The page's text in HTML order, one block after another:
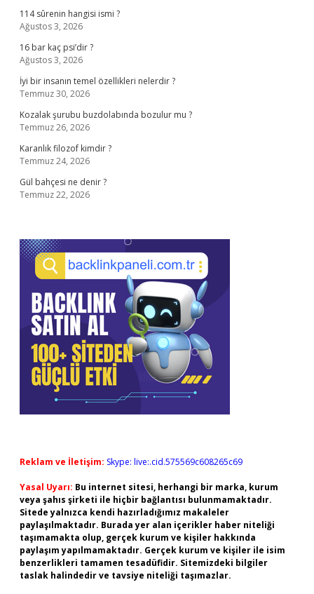
114 sûrenin hangisi ismi ?
Ağustos 3, 2026
16 bar kaç psi’dir ?
Ağustos 3, 2026
İyi bir insanın temel özellikleri nelerdir ?
Temmuz 30, 2026
Kozalak şurubu buzdolabında bozulur mu ?
Temmuz 26, 2026
Karanlık filozof kimdir ?
Temmuz 24, 2026
Gül bahçesi ne denir ?
Temmuz 22, 2026
Reklam ve İletişim: Skype: live:.cid.575569c608265c69
Yasal Uyarı: Bu internet sitesi, herhangi bir marka, kurum
veya şahıs şirketi ile hiçbir bağlantısı bulunmamaktadır.
Sitede yalnızca kendi hazırladığımız makaleler
paylaşılmaktadır. Burada yer alan içerikler haber niteliği
taşımamakta olup, gerçek kurum ve kişiler hakkında
paylaşım yapılmamaktadır. Gerçek kurum ve kişiler ile isim
benzerlikleri tamamen tesadüfidir. Sitemizdeki bilgiler
taslak halindedir ve tavsiye niteliği taşımazlar.